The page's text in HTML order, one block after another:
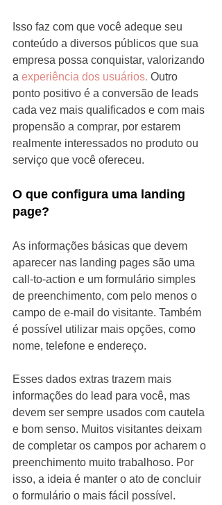
Isso faz com que você adeque seu
conteúdo a diversos públicos que sua
empresa possa conquistar, valorizando
a experiência dos usuários. Outro
ponto positivo é a conversão de leads
cada vez mais qualificados e com mais
propensão a comprar, por estarem
realmente interessados no produto ou
serviço que você ofereceu.
O que configura uma landing
page?
As informações básicas que devem
aparecer nas landing pages são uma
call-to-action e um formulário simples
de preenchimento, com pelo menos o
campo de e-mail do visitante. Também
é possível utilizar mais opções, como
nome, telefone e endereço.
Esses dados extras trazem mais
informações do lead para você, mas
devem ser sempre usados com cautela
e bom senso. Muitos visitantes deixam
de completar os campos por acharem o
preenchimento muito trabalhoso. Por
isso, a ideia é manter o ato de concluir
o formulário o mais fácil possível.